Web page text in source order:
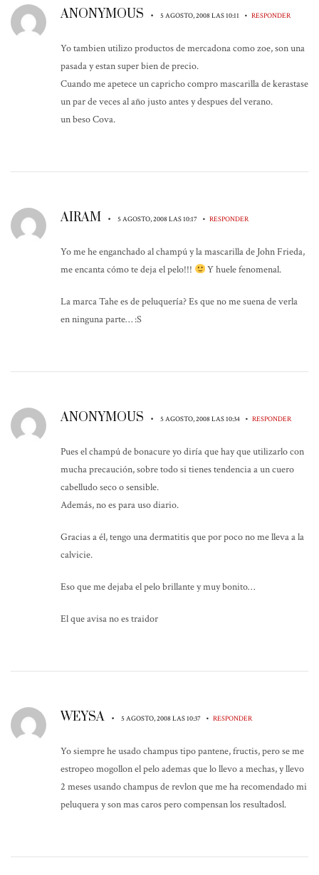
ANONYMOUS • 5 AGOSTO, 2008 LAS 10:11 • RESPONDER
Yo tambien utilizo productos de mercadona como zoe, son una
pasada y estan super bien de precio.
Cuando me apetece un capricho compro mascarilla de kerastase
un par de veces al año justo antes y despues del verano.
un beso Cova.
AIRAM • 5 AGOSTO, 2008 LAS 10:17 • RESPONDER
Yo me he enganchado al champú y la mascarilla de John Frieda,
me encanta cómo te deja el pelo!!!
Y huele fenomenal.
La marca Tahe es de peluquería? Es que no me suena de verla
en ninguna parte… :S
ANONYMOUS • 5 AGOSTO, 2008 LAS 10:34 • RESPONDER
Pues el champú de bonacure yo diría que hay que utilizarlo con
mucha precaución, sobre todo si tienes tendencia a un cuero
cabelludo seco o sensible.
Además, no es para uso diario.
Gracias a él, tengo una dermatitis que por poco no me lleva a la
calvicie.
Eso que me dejaba el pelo brillante y muy bonito…
El que avisa no es traidor
WEYSA • 5 AGOSTO, 2008 LAS 10:37 • RESPONDER
Yo siempre he usado champus tipo pantene, fructis, pero se me
estropeo mogollon el pelo ademas que lo llevo a mechas, y llevo
2 meses usando champus de revlon que me ha recomendado mi
peluquera y son mas caros pero compensan los resultadosl.